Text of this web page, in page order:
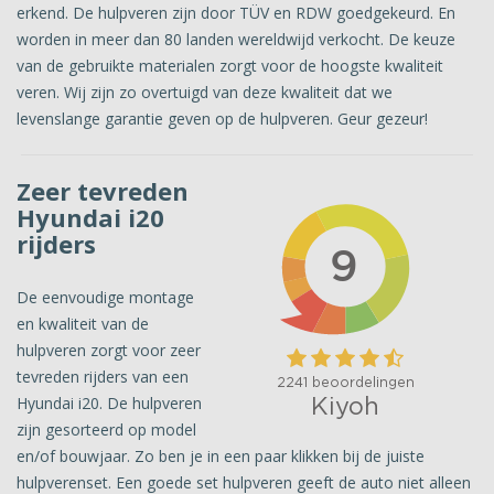
erkend. De hulpveren zijn door TÜV en RDW goedgekeurd. En
worden in meer dan 80 landen wereldwijd verkocht. De keuze
van de gebruikte materialen zorgt voor de hoogste kwaliteit
veren. Wij zijn zo overtuigd van deze kwaliteit dat we
levenslange garantie geven op de hulpveren. Geur gezeur!
Zeer tevreden
Hyundai i20
rijders
De eenvoudige montage
en kwaliteit van de
hulpveren zorgt voor zeer
tevreden rijders van een
Hyundai i20. De hulpveren
zijn gesorteerd op model
en/of bouwjaar. Zo ben je in een paar klikken bij de juiste
hulpverenset. Een goede set hulpveren geeft de auto niet alleen